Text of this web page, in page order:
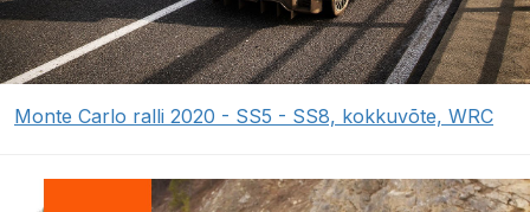
Monte Carlo ralli 2020 - SS5 - SS8, kokkuvõte, WRC